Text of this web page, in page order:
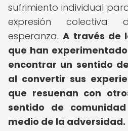
sufrimiento individual
expresión colectiva
esperanza.A través de
que han
encontrar un sentido
al convertir sus
que resuenan con
sentido de
medio de la adversidad.